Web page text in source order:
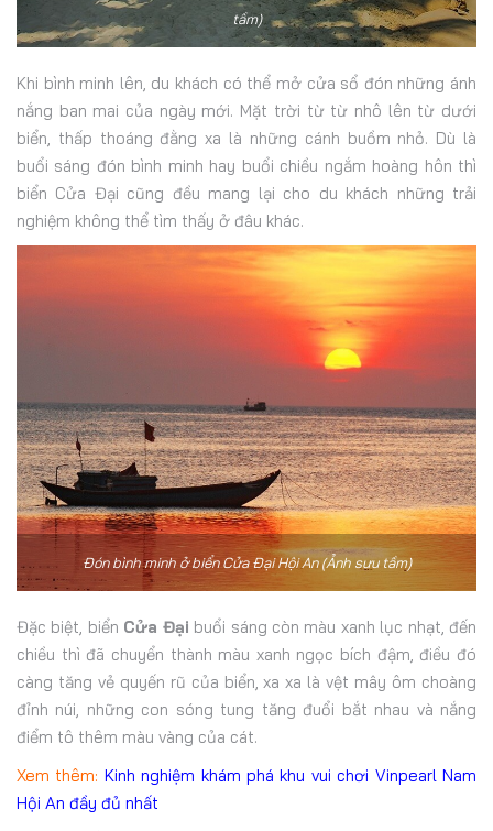
tầm)
Khi bình minh lên, du khách có thể mở cửa sổ đón những ánh
nắng ban mai của ngày mới. Mặt trời từ từ nhô lên từ dưới
biển, thấp thoáng đằng xa là những cánh buồm nhỏ. Dù là
buổi sáng đón bình minh hay buổi chiều ngắm hoàng hôn thì
biển Cửa Đại cũng đều mang lại cho du khách những trải
nghiệm không thể tìm thấy ở đâu khác.
Đón bình minh ở biển Cửa Đại Hội An (Ảnh sưu tầm)
Đặc biệt, biển Cửa Đại buổi sáng còn màu xanh lục nhạt, đến
chiều thì đã chuyển thành màu xanh ngọc bích đậm, điều đó
càng tăng vẻ quyến rũ của biển, xa xa là vệt mây ôm choàng
đỉnh núi, những con sóng tung tăng đuổi bắt nhau và nắng
điểm tô thêm màu vàng của cát.
Xem thêm: Kinh nghiệm khám phá khu vui chơi Vinpearl Nam
Hội An đầy đủ nhất